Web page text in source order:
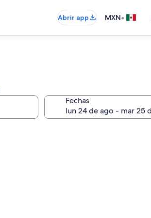
Abrir app MXN•
Fechas